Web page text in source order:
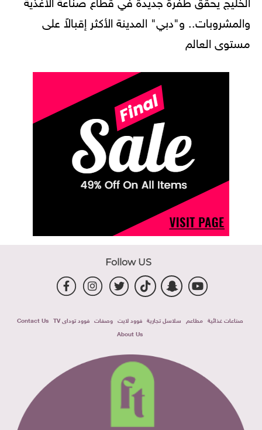
والمشروبات.. و"دبي" المدينة الأكثر إقبالاً على
مستوى العالم
Follow US
صناعات غذائية مطاعم سلاسل تجارية فوود لايت وصفات فوود توداى TV
Contact Us
About Us